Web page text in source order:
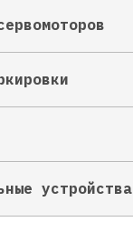
устройства